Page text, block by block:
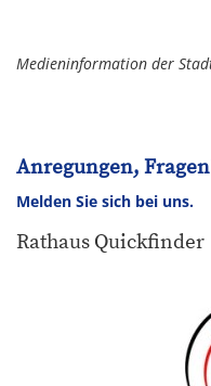
Medieninformation der
Anregungen,
Melden Sie sich bei uns.
Rathaus Quickfinder